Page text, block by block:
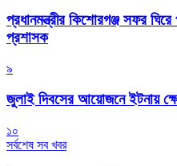
প্রধানমন্ত্রীর কিশোরগঞ্জ সফর
প্রশাসক
৯
জুলাই দিবসের আয়োজনে ইটনায়
১০
সর্বশেষ সব খবর